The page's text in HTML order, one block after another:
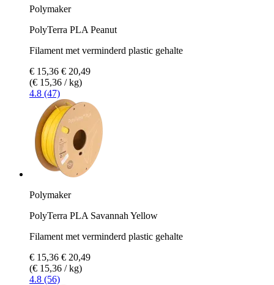
Polymaker
PolyTerra PLA Peanut
Filament met verminderd plastic gehalte
€ 15,36 € 20,49
(€ 15,36 / kg)
4.8 (47)
Polymaker
PolyTerra PLA Savannah Yellow
Filament met verminderd plastic gehalte
€ 15,36 € 20,49
(€ 15,36 / kg)
4.8 (56)